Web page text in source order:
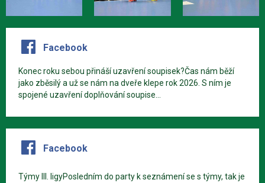
Facebook
Konec roku sebou přináší uzavření soupisek?Čas nám běží
jako zběsilý a už se nám na dveře klepe rok 2026. S ním je
spojené uzavření doplňování soupise...
Facebook
Týmy III. ligyPosledním do party k seznámení se s týmy, tak je